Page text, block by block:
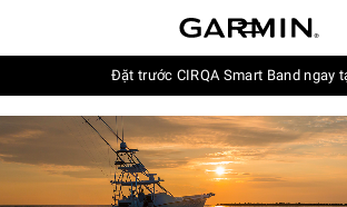
Đặt trước CIRQA Smart Band ngay